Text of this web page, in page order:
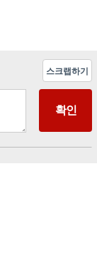
스크랩하기